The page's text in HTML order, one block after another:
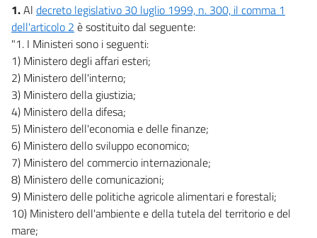
1.Al decreto legislativo 30 luglio 1999, n. 300, il comma 1
dell'articolo 2 è sostituito dal seguente:
"1. I Ministeri sono i seguenti:
1) Ministero degli affari esteri;
2) Ministero dell'interno;
3) Ministero della giustizia;
4) Ministero della difesa;
5) Ministero dell'economia e delle finanze;
6) Ministero dello sviluppo economico;
7) Ministero del commercio internazionale;
8) Ministero delle comunicazioni;
9) Ministero delle politiche agricole alimentari e forestali;
10) Ministero dell'ambiente e della tutela del territorio e del
mare;